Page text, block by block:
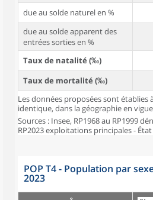
due au solde naturel en %
due au solde apparent des
entrées sorties en %
Taux de natalité (‰)
Taux de mortalité (‰)
Les données proposées sont
identique, dans la géographie en
Sources : Insee, RP1968 au RP1999
RP2023 exploitations principales -
POP T4 - Population par
2023